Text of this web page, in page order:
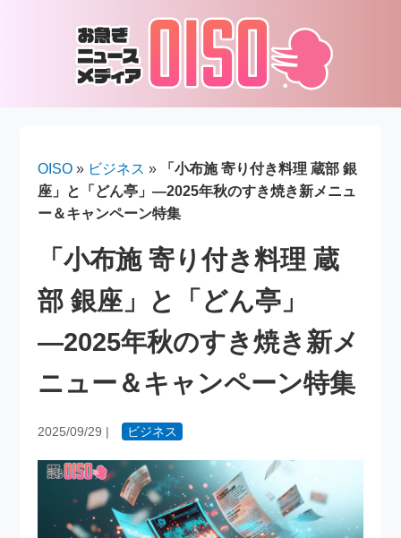
OISO » ビジネス »
「小布施 寄り付き料理 蔵部 銀
座」と「どん亭」―2025年秋のすき焼き新メニュ
ー＆キャンペーン特集
「小布施 寄り付き料理 蔵
部 銀座」と「どん亭」
―2025年秋のすき焼き新メ
ニュー＆キャンペーン特集
2025/09/29 | ビジネス